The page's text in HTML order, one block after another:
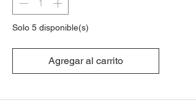
Solo 5 disponible(s)
Agregar al carrito